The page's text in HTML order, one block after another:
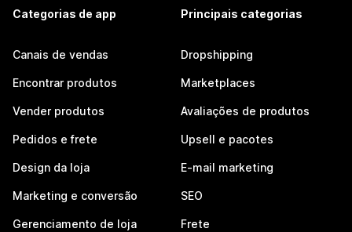
Categorias de app
Canais de vendas
Encontrar produtos
Vender produtos
Pedidos e frete
Design da loja
Marketing e conversão
Gerenciamento de loja
Principais categorias
Dropshipping
Marketplaces
Avaliações de produtos
Upsell e pacotes
E-mail marketing
SEO
Frete